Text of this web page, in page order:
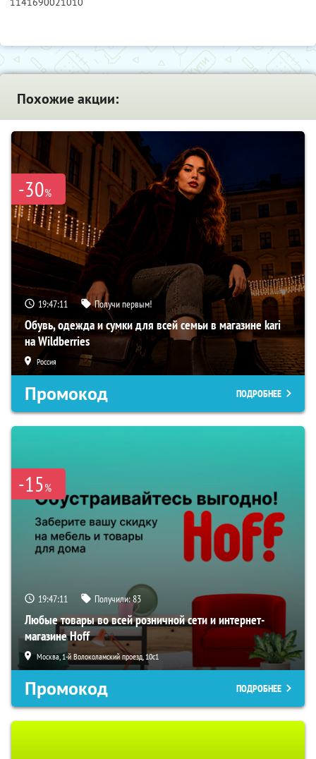
Похожие акции:
-30%
19:47:10 Получи первым!
Обувь, одежда и сумки для всей семьи в магазине kari
на Wildberries
Россия
Промокод ПОДРОБНЕЕ
-15%
19:47:10 Получили:83
Любые товары во всей розничной сети и интернет-
магазине Hoff
Москва, 1-й Волоколамский проезд, 10с1
Промокод ПОДРОБНЕЕ